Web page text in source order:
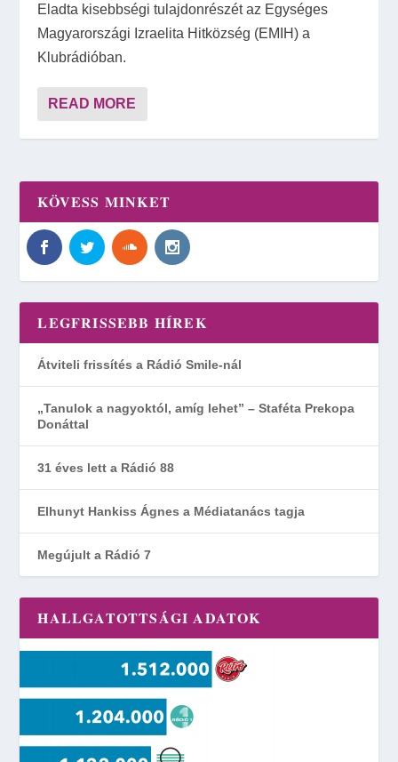
Eladta kisebbségi tulajdonrészét az Egységes
Magyarországi Izraelita Hitközség (EMIH) a
Klubrádióban.
READ MORE
KÖVESS MINKET
LEGFRISSEBB HÍREK
Átviteli frissítés a Rádió Smile-nál
„Tanulok a nagyoktól, amíg lehet” – Staféta Prekopa
Donáttal
31 éves lett a Rádió 88
Elhunyt Hankiss Ágnes a Médiatanács tagja
Megújult a Rádió 7
HALLGATOTTSÁGI ADATOK